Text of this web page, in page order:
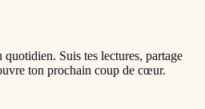
Suis tes lectures, partage
ton prochain coup de cœur.